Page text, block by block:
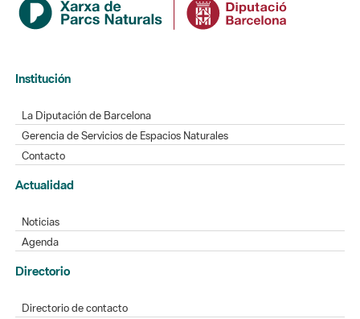
Institución
La Diputación de Barcelona
Gerencia de Servicios de Espacios Naturales
Contacto
Actualidad
Noticias
Agenda
Directorio
Directorio de contacto